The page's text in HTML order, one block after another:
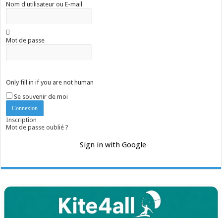
Nom d'utilisateur ou E-mail
Mot de passe
Only fill in if you are not human
Se souvenir de moi
Inscription
Mot de passe oublié ?
Sign in with Google